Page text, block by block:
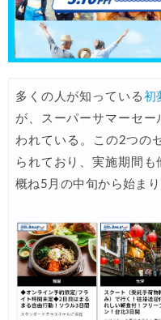
多くの人が知っている 初
が、スーパーサマーセ
われている。この2つの
られており、実施期間
概ね5月の中旬から始ま